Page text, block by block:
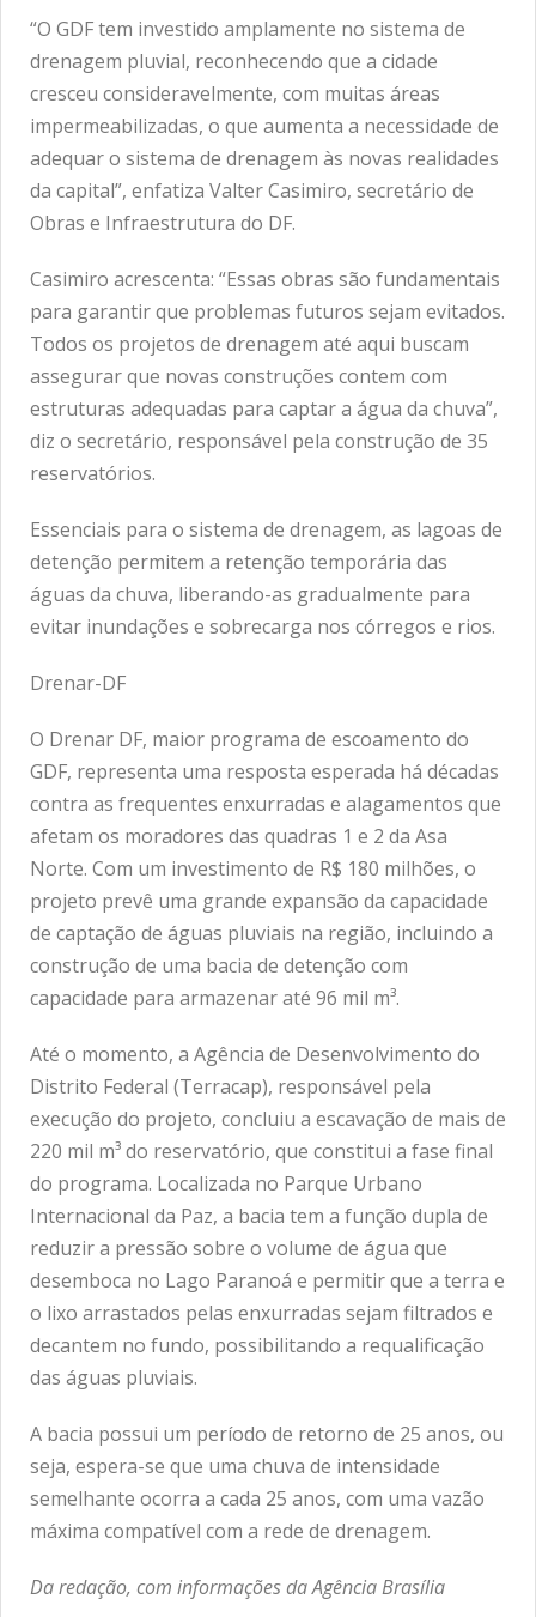
“O GDF tem investido amplamente no sistema de
drenagem pluvial, reconhecendo que a cidade
cresceu consideravelmente, com muitas áreas
impermeabilizadas, o que aumenta a necessidade de
adequar o sistema de drenagem às novas realidades
da capital”, enfatiza Valter Casimiro, secretário de
Obras e Infraestrutura do DF.
Casimiro acrescenta: “Essas obras são fundamentais
para garantir que problemas futuros sejam evitados.
Todos os projetos de drenagem até aqui buscam
assegurar que novas construções contem com
estruturas adequadas para captar a água da chuva”,
diz o secretário, responsável pela construção de 35
reservatórios.
Essenciais para o sistema de drenagem, as lagoas de
detenção permitem a retenção temporária das
águas da chuva, liberando-as gradualmente para
evitar inundações e sobrecarga nos córregos e rios.
Drenar-DF
O Drenar DF, maior programa de escoamento do
GDF, representa uma resposta esperada há décadas
contra as frequentes enxurradas e alagamentos que
afetam os moradores das quadras 1 e 2 da Asa
Norte. Com um investimento de R$ 180 milhões, o
projeto prevê uma grande expansão da capacidade
de captação de águas pluviais na região, incluindo a
construção de uma bacia de detenção com
capacidade para armazenar até 96 mil m³.
Até o momento, a Agência de Desenvolvimento do
Distrito Federal (Terracap), responsável pela
execução do projeto, concluiu a escavação de mais de
220 mil m³ do reservatório, que constitui a fase final
do programa. Localizada no Parque Urbano
Internacional da Paz, a bacia tem a função dupla de
reduzir a pressão sobre o volume de água que
desemboca no Lago Paranoá e permitir que a terra e
o lixo arrastados pelas enxurradas sejam filtrados e
decantem no fundo, possibilitando a requalificação
das águas pluviais.
A bacia possui um período de retorno de 25 anos, ou
seja, espera-se que uma chuva de intensidade
semelhante ocorra a cada 25 anos, com uma vazão
máxima compatível com a rede de drenagem.
Da redação, com informações da Agência Brasília